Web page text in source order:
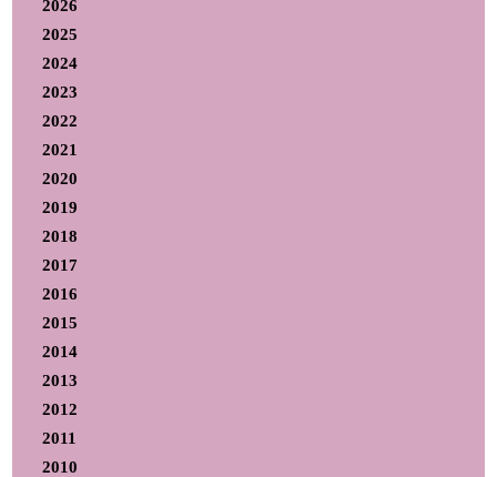
2026
2025
2024
2023
2022
2021
2020
2019
2018
2017
2016
2015
2014
2013
2012
2011
2010